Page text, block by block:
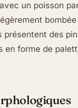
un poisson
des
en forme de